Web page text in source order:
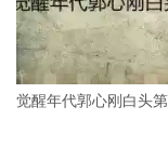
觉醒年代郭心刚白头